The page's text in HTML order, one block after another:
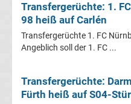
Duisburg
Transfergerüchte
RB
Transfergerüchte: 1.
98 heiß auf Carlén
Transfergerüchte 1. FC
Angeblich soll der 1. FC ...
Transfergerüchte:
Fürth heiß auf S04-